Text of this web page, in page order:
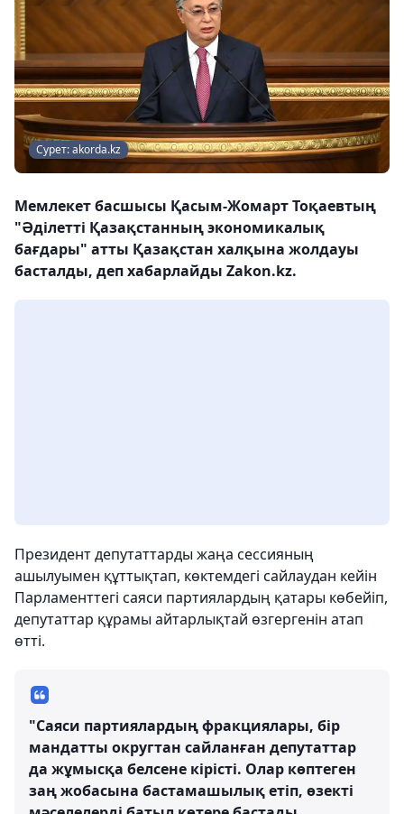
Сурет: akorda.kz
Мемлекет басшысы Қасым-Жомарт Тоқаевтың
"Әділетті Қазақстанның экономикалық
бағдары" атты Қазақстан халқына жолдауы
басталды, деп хабарлайды Zakon.kz.
Президент депутаттарды жаңа сессияның
ашылуымен құттықтап, көктемдегі сайлаудан кейін
Парламенттегі саяси партиялардың қатары көбейіп,
депутаттар құрамы айтарлықтай өзгергенін атап
өтті.
"Саяси партиялардың фракциялары, бір
мандатты округтан сайланған депутаттар
да жұмысқа белсене кірісті. Олар көптеген
заң жобасына бастамашылық етіп, өзекті